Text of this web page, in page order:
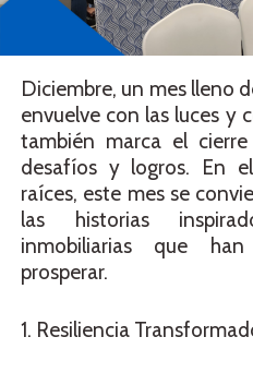
Diciembre, un mes lleno
envuelve con las luces y
también marca el
desafíos y logros. En
raíces, este mes se
las historias
inmobiliarias que
prosperar.
1. Resiliencia